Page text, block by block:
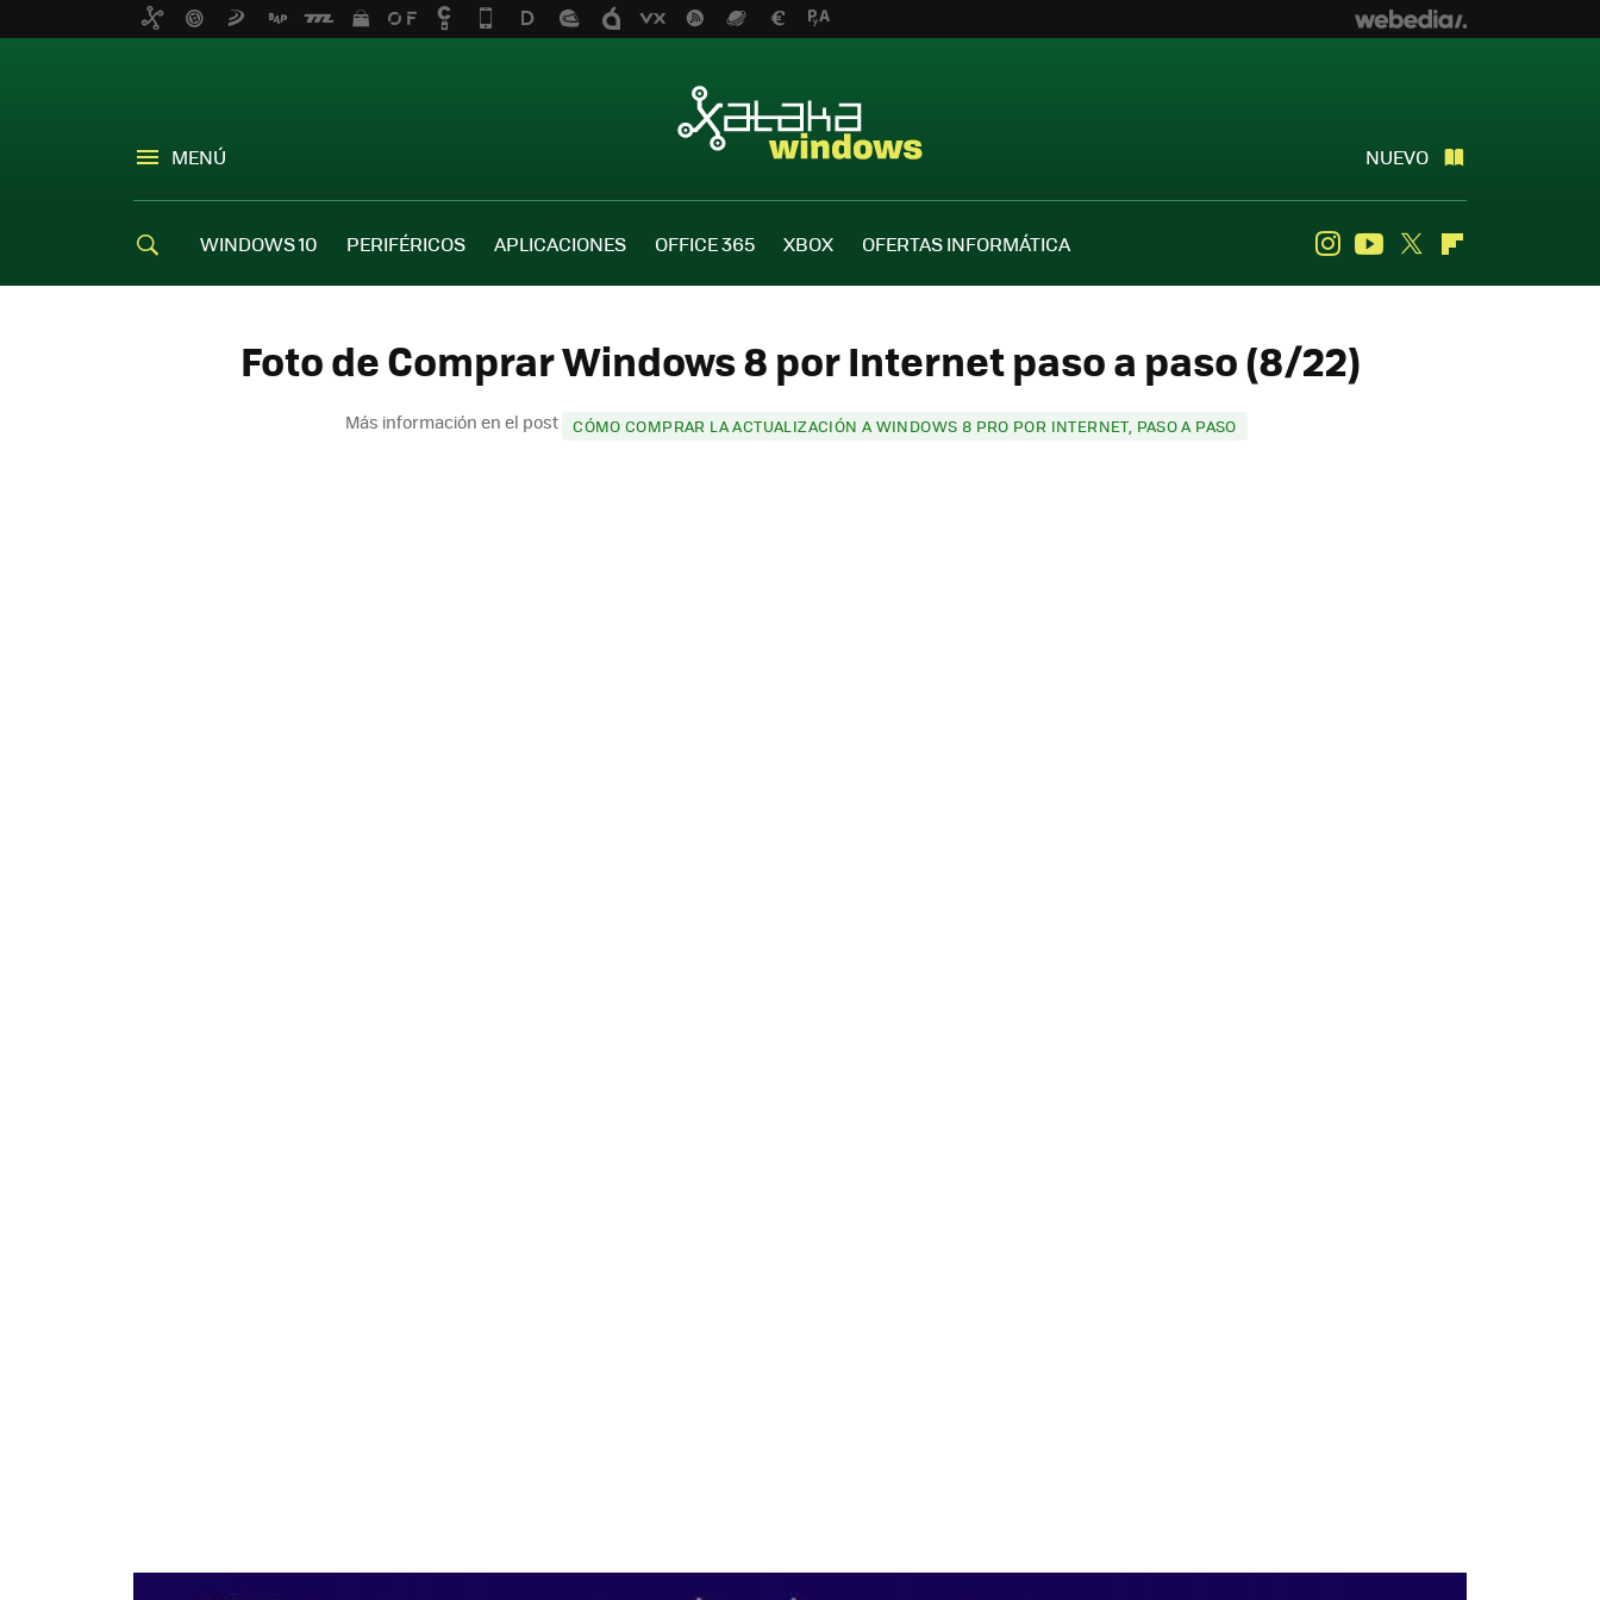
MENÚ NUEVO
WINDOWS 10 PERIFÉRICOS APLICACIONES OFFICE 365 XBOX OFERTAS INFORMÁTICA InstagramYoutube
Twitter
Foto de Comprar Windows 8 por Internet paso a paso (8/22)
Más información en el post CÓMO COMPRAR LA ACTUALIZACIÓN A WINDOWS 8 PRO POR INTERNET, PASO A PASO